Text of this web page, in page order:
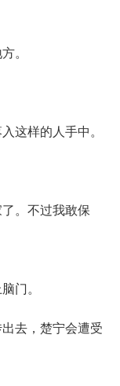
。
这样的人手中。
。不过我敢保
门。
去，楚宁会遭受